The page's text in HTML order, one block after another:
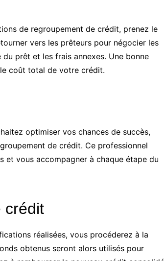
de regroupement de crédit, prenez le
vers les prêteurs pour négocier les
prêt et les frais annexes. Une bonne
coût total de votre crédit.
optimiser vos chances de succès,
de crédit. Ce professionnel
et vous accompagner à chaque étape du
crédit
réalisées, vous procéderez à la
obtenus seront alors utilisés pour